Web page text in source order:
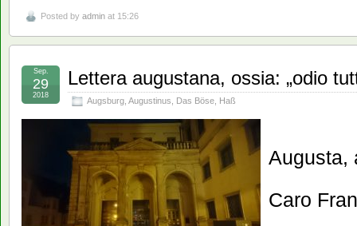
Posted by admin at 15:26
Lettera augustana, ossia: „odio
Augsburg Augustinus Das Böse Haß
Sep.
29
2018
Augusta,
Caro